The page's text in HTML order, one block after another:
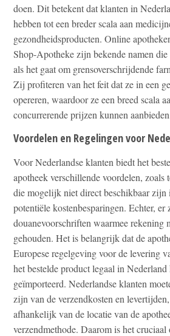
doen. Dit betekent dat klanten in
hebben tot een breder scala aan
gezondheidsproducten. Online
Shop-Apotheke zijn bekende namen
als het gaat om grensoverschrijdende
Zij profiteren van het feit dat ze in een
opereren, waardoor ze een breed scala
concurrerende prijzen kunnen
Voordelen en Regelingen voor
Voor Nederlandse klanten biedt het
apotheek verschillende voordelen, zoals
die mogelijk niet direct beschikbaar zijn
potentiële kostenbesparingen. Echter,
douanevoorschriften waarmee rekening
gehouden. Het is belangrijk dat de
Europese regelgeving voor de levering
het bestelde product legaal in
geïmporteerd. Nederlandse klanten
zijn van de verzendkosten en
afhankelijk van de locatie van de
verzendmethode. Daarom is het